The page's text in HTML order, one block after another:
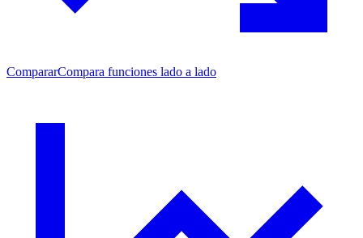
CompararCompara funciones lado a lado